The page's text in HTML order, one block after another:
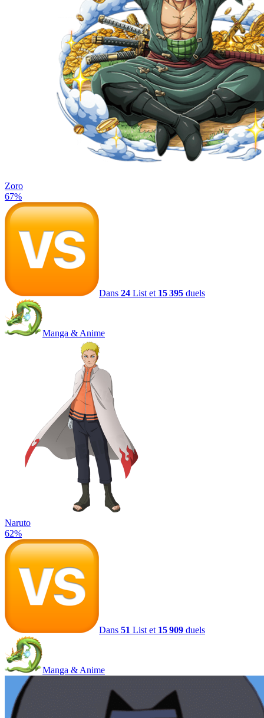
Zoro
67%
Dans 24 List et 15 395 duels
Manga & Anime
Naruto
62%
Dans 51 List et 15 909 duels
Manga & Anime